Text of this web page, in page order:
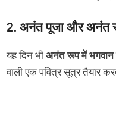
2. अनंत पूजा और अनंत
यह दिन भीअनंत रूप में भगवान
वाली एक पवित्र सूत्र तैयार